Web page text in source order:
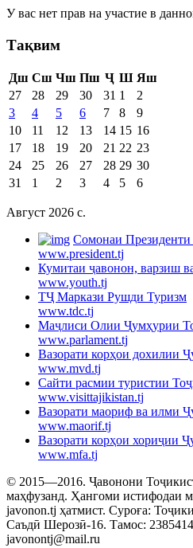
У вас нет прав на участие в
Тақвим
Дш Сш Чш Пш Ҷ Ш Яш
27
28 29 30 31 1
2
3
4 5 6 7 8
9
10
11 12 13 14 15 16
17
18 19 20 21 22 23
24
25 26 27 28 29 30
31
1 2 3 4 5 6
Август 2026 c.
Cомонаи
www.president.tj
Кумитаи ҷавонон, варзиш
www.youth.tj
ТҶ Маркази Рушди Туризм
www.tdc.tj
Маҷлиси Олии Ҷумҳурии
www.parlament.tj
Вазорати корҳои дохилии
www.mvd.tj
Сайти расмии туристии
www.visittajikistan.tj
Вазорати маориф ва илми
www.maorif.tj
Вазорати корҳои хориҷии
www.mfa.tj
© 2015—2016. Ҷавонони
маҳфузанд. Ҳангоми истифодаи
javonon.tj ҳатмист. Суроға:
Саъдӣ Шерозӣ-16. Тамос:
javonontj@mail.ru